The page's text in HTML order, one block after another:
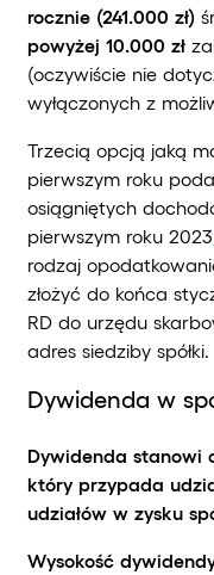
rocznie (241.000 zł)
powyżej 10.000 zł
(oczywiście nie
wyłączonych z
Trzecią opcją jaką
pierwszym roku
osiągniętych
pierwszym roku 2023
rodzaj
złożyć do końca
RD do urzędu
adres siedziby spółki.
Dywidenda w
Dywidenda stanowi
który przypada
udziałów w zysku
Wysokość